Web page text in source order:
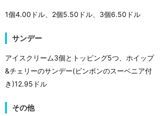
1個4.00ドル、2個5.50ドル、3個6.50ドル
サンデー
アイスクリーム3個とトッピング5つ、ホイップ
&チェリーのサンデー(ビンボンのスーベニア付
き)12.95ドル
その他